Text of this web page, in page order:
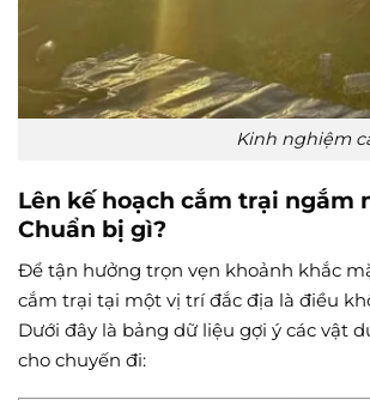
Kinh nghiệm
Lên kế hoạch cắm trại ngắm
Chuẩn bị gì?
Để tận hưởng trọn vẹn khoảnh khắc
cắm trại tại một vị trí đắc địa là điều
Dưới đây là bảng dữ liệu gợi ý các vật
cho chuyến đi: